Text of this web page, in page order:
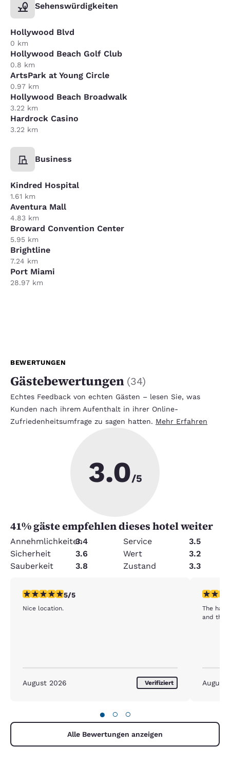
Sehenswürdigkeiten
Hollywood Blvd
0 km
Hollywood Beach Golf Club
0.8 km
ArtsPark at Young Circle
0.97 km
Hollywood Beach Broadwalk
3.22 km
Hardrock Casino
3.22 km
Business
Kindred Hospital
1.61 km
Aventura Mall
4.83 km
Broward Convention Center
5.95 km
Brightline
7.24 km
Port Miami
28.97 km
BEWERTUNGEN
Gästebewertungen (34)
Echtes Feedback von echten Gästen – lesen Sie, was
Kunden nach ihrem Aufenthalt in ihrer Online-
Zufriedenheitsumfrage zu sagen hatten. Mehr Erfahren
3.0/5
41% gäste empfehlen dieses hotel weiter
Annehmlichkeiten3.4 Service
3.5
Sicherheit
3.6 Wert
3.2
Sauberkeit
3.8 Zustand 3.3
5-Sterne-Bewertung. Außergewöhnlich. 1 Bewertung
5/5
Nice location.
August 2026 Verifiziert
5-
The
and the
August
● ○ ○
Alle Bewertungen anzeigen